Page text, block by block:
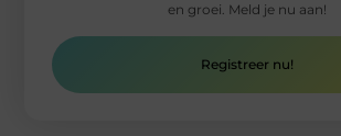
en groei. Meld je nu aan!
Registreer nu!